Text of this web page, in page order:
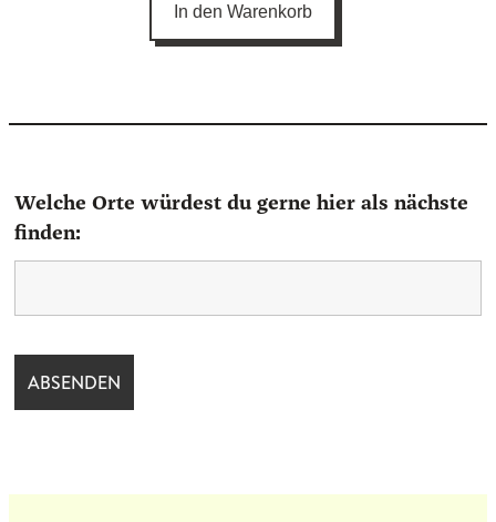
In den Warenkorb
Welche Orte würdest du gerne hier als nächste
finden: